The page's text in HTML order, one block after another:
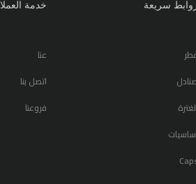
سريعة
الغترة
أساسيات
خدمة
عنا
اتصل بنا
فروعنا